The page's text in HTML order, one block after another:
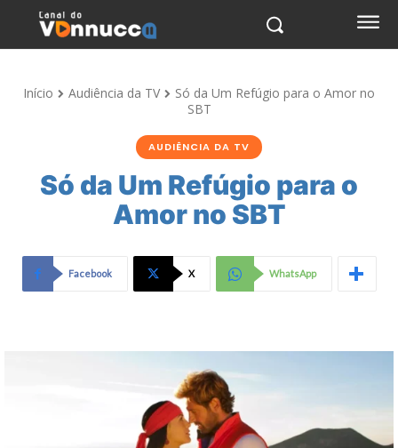
Início Audiência da TV
Só da Um Refúgio para o Amor no
SBT
AUDIÊNCIA DA TV
Só da Um Refúgio para o
Amor no SBT
Facebook X WhatsApp